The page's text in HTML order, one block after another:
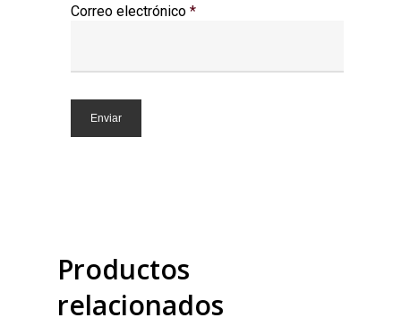
Correo electrónico *
Productos
relacionados